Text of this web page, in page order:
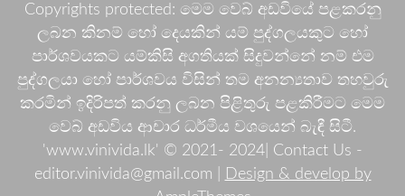
Copyrights protected: මෙම වෙබ් අඩවියේ පළකරනු
ලබන කිනම් හෝ දෙයකින් යම් පුද්ගලයකුට හෝ
පාර්ශවයකට යම්කිසි අගතියක් සිදුවන්නේ නම් එම
පුද්ගලයා හෝ පාර්ශවය විසින් තම අනන්‍යතාව තහවුරු
කරමින් ඉදිරිපත් කරනු ලබන පිළිතුරු පළකිරීමට මෙම
වෙබ් අඩවිය ආචාර ධර්මීය වශයෙන් බැඳී සිටී.
'www.vinivida.lk' © 2021- 2024| Contact Us -
editor.vinivida@gmail.com |
Design & develop by